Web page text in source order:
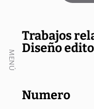
MENÚ
Trabajos
Diseño
Numero